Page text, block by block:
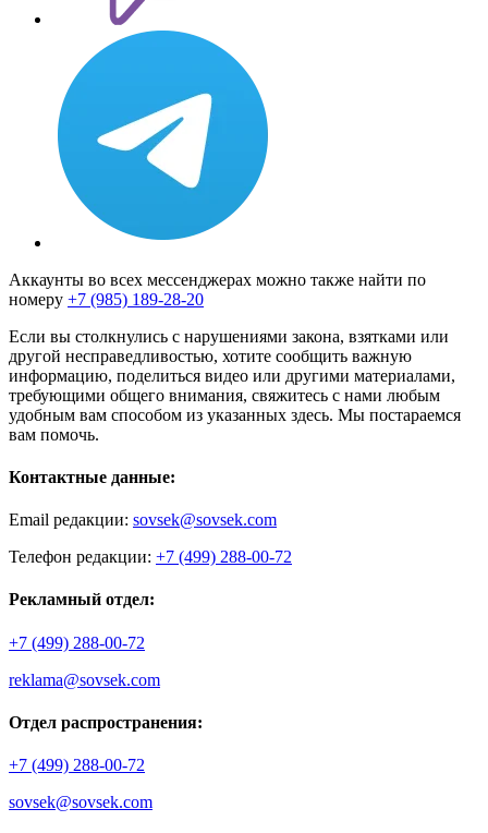
Аккаунты во всех мессенджерах можно также найти по
номеру +7 (985) 189-28-20
Если вы столкнулись с нарушениями закона, взятками или
другой несправедливостью, хотите сообщить важную
информацию, поделиться видео или другими материалами,
требующими общего внимания, свяжитесь с нами любым
удобным вам способом из указанных здесь. Мы постараемся
вам помочь.
Контактные данные:
Email редакции: sovsek@sovsek.com
Телефон редакции: +7 (499) 288-00-72
Рекламный отдел:
+7 (499) 288-00-72
reklama@sovsek.com
Отдел распространения:
+7 (499) 288-00-72
sovsek@sovsek.com